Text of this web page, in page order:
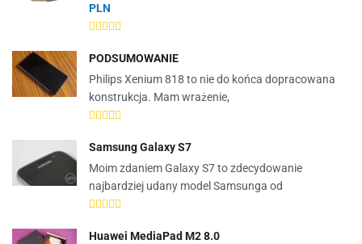
PLN
PODSUMOWANIE
Philips Xenium 818 to nie do końca dopracowana
konstrukcja. Mam wrażenie,
Samsung Galaxy S7
Moim zdaniem Galaxy S7 to zdecydowanie
najbardziej udany model Samsunga od
Huawei MediaPad M2 8.0